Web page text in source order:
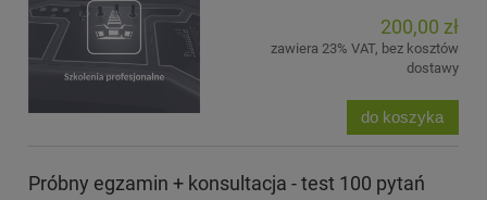
200,00 zł
zawiera 23% VAT, bez kosztów
dostawy
do koszyka
Próbny egzamin + konsultacja - test 100 pytań